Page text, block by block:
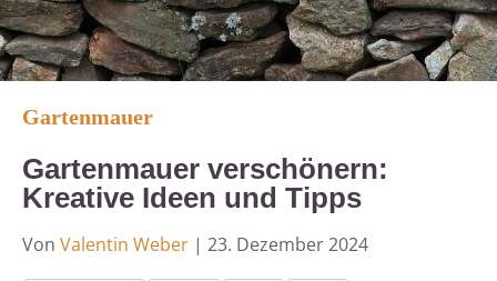
Gartenmauer
Gartenmauer verschönern:
Kreative Ideen und Tipps
Von Valentin Weber | 23. Dezember 2024